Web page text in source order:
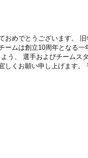
めでとうございます。
ムは創立10周年となる
う、 選手およびチームス
しくお願い申し上げます